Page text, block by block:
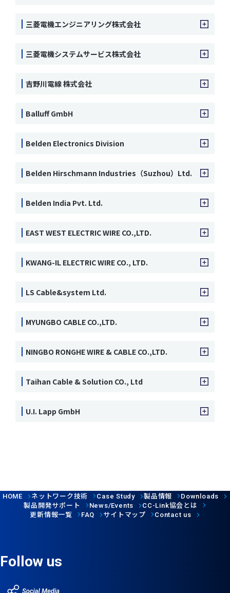
三菱電機エンジニアリング株式会社
三菱電機システムサービス株式会社
吉野川電線 株式会社
Balluff GmbH
Belden Electronics Division
Belden Hirschmann Industries（Suzhou）Ltd.
Belden India Pvt. Ltd.
EAST WEST ELECTRIC WIRE CO.,LTD.
KWANG-IL ELECTRIC WIRE CO., LTD.
LS Cable&system Ltd.
MYUNGBO CABLE CO.,LTD.
NINGBO RONGHE WIRE & CABLE CO.,LTD.
Taihan Cable & Solution CO., Ltd
U.I. Lapp GmbH
HOME ネットワーク技術 Case Study 製品情報 Downloads
製品開発サポート News/Events CC-Link協会とは
更新情報一覧
FAQ サイトマップ Contact us
Follow us